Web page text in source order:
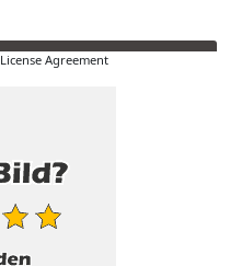
Agreement